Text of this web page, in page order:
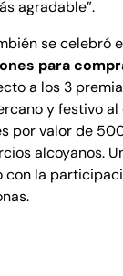
agradable”.
se celebró
para
a los 3
y festivo al
por valor de
alcoyanos.
con la